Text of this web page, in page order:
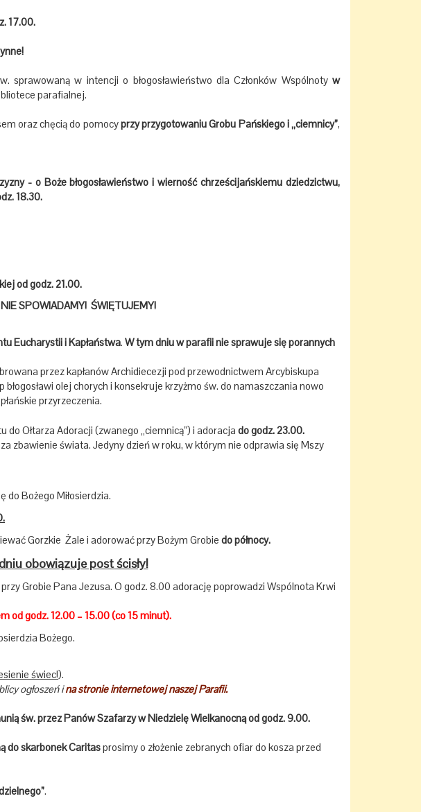
17.00.
sprawowaną w intencji o błogosławieństwo dla Członków Wspólnotyw
parafialnej.
oraz chęcią do pomocyprzy przygotowaniu Grobu Pańskiego i „ciemnicy”,
- o Boże błogosławieństwo i wierność chrześcijańskiemu dziedzictwu,
18.30.
od godz. 21.00.
SPOWIADAMY! ŚWIĘTUJEMY!
Eucharystii i Kapłaństwa. W tym dniu w parafii nie sprawuje się porannych
przez kapłanów Archidiecezji pod przewodnictwem Arcybiskupa
olej chorych i konsekruje krzyżmo św. do namaszczania nowo
przyrzeczenia.
Ołtarza Adoracji (zwanego „ciemnicą”) i adoracja do godz. 23.00.
zbawienie świata. Jedyny dzień w roku, w którym nie odprawia się Mszy
Bożego Miłosierdzia.
Gorzkie Żale i adorować przy Bożym Grobie do północy.
obowiązuje post ścisły!
Grobie Pana Jezusa. O godz. 8.00 adorację poprowadzi Wspólnota Krwi
od godz. 12.00 – 15.00 (co 15 minut).
Bożego.
świec!).
ogłoszeń ina stronie internetowej naszej Parafii.
św. przez Panów Szafarzy w Niedzielę Wielkanocną od godz. 9.00.
do skarbonek Caritasprosimy o złożenie zebranych ofiar do kosza przed
.